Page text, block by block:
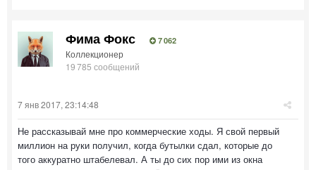
Фима Фокс 7 062
Коллекционер
19 785 сообщений
7 янв 2017, 23:14:48
Не рассказывай мне про коммерческие ходы. Я свой первый
миллион на руки получил, когда бутылки сдал, которые до
того аккуратно штабелевал. А ты до сих пор ими из окна